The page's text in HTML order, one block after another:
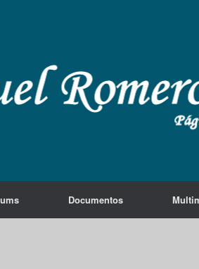
Documentos